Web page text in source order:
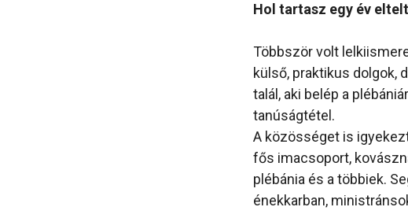
Hol tartasz egy év
Többször volt
külső, praktikus dolgok,
talál, aki belép a
tanúságtétel.
A közösséget is
fős imacsoport,
plébánia és a többiek.
énekkarban,